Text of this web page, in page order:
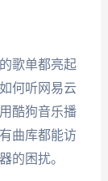
歌单都亮起
何听网易云
酷狗音乐播
曲库都能访
的困扰。